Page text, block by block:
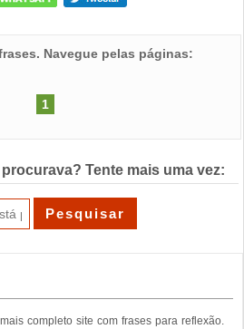
Navegue pelas páginas:
1
Tente mais uma vez:
completo site com frases para reflexão.